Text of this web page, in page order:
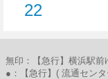
22
無印：【急行】横浜駅前
●：【急行】( 流通セン